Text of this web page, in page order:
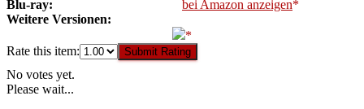
Blu-ray:
bei Amazon anzeigen
Weitere Versionen:
Rate this item: Submit Rating
No votes yet.
Please wait...